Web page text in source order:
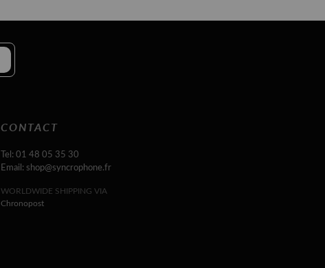
CONTACT
Tel: 01 48 05 35 30
Email: shop@syncrophone.fr
WORLDWIDE SHIPPING VIA
Chronopost